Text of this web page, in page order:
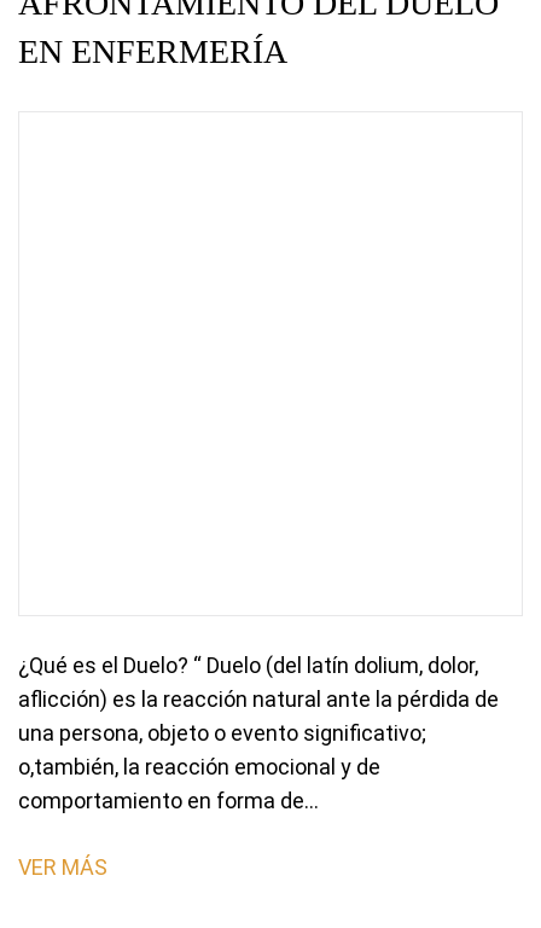
EN ENFERMERÍA
¿Qué es el Duelo? “ Duelo (del latín dolium, dolor,
aflicción) es la reacción natural ante la pérdida de
una persona, objeto o evento significativo;
o,también, la reacción emocional y de
comportamiento en forma de…
VER MÁS